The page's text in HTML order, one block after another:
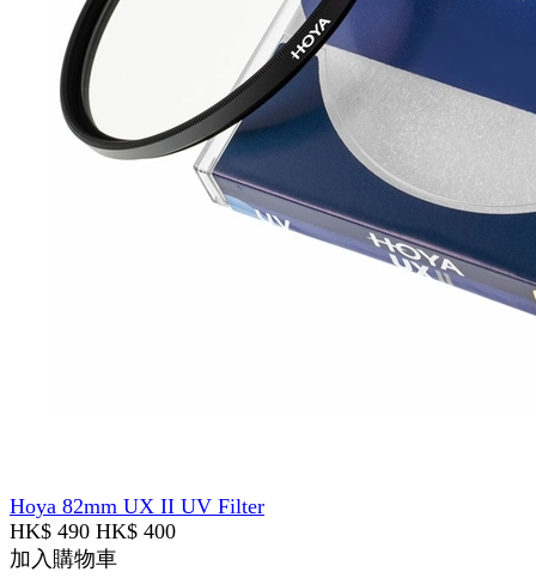
Hoya 82mm UX II UV Filter
HK$ 490 HK$ 400
加入購物車